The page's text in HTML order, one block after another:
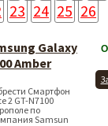
23 24 25 26
Galaxy
Amber
Смартфон
2 GT-N7100
по
Samsun